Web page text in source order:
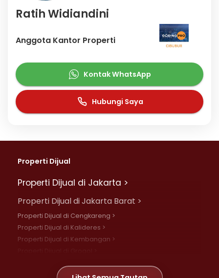
Ratih Widiandini
Anggota Kantor Properti
Kontak WhatsApp
Hubungi Saya
Properti Dijual
Properti Dijual di Jakarta >
Properti Dijual di Jakarta Barat >
Properti Dijual di Cengkareng >
Properti Dijual di Kalideres >
Properti Dijual di Kembangan >
Properti Dijual di Meruya >